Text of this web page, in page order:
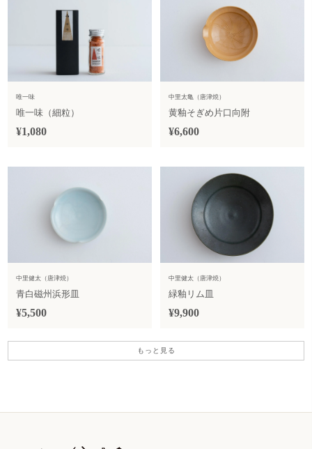
唯一味
唯一味（細粒）
¥1,080
中里太亀（唐津焼）
黄釉そぎめ片口向附
¥6,600
中里健太（唐津焼）
青白磁州浜形皿
¥5,500
中里健太（唐津焼）
緑釉リム皿
¥9,900
もっと見る